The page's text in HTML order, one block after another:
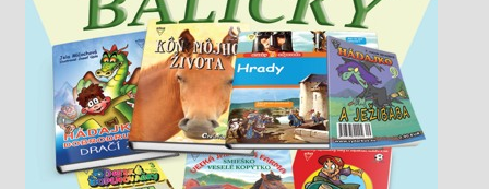
Katastrofa!
- Treba, aby si mala tragický a neprístupný výraz, -
vysvetľoval mi Louis Desangles. - Musí v ňom byť
utrpenie, nenávisť, túžba po pomste. Poriadne sa
sústreď a predstav si, že niekto ubližuje tomu, koho
máš rada...